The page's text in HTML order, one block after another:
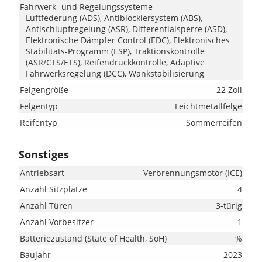
Fahrwerk- und Regelungssysteme
Luftfederung (ADS), Antiblockiersystem (ABS),
Antischlupfregelung (ASR), Differentialsperre (ASD),
Elektronische Dämpfer Control (EDC), Elektronisches
Stabilitäts-Programm (ESP), Traktionskontrolle
(ASR/CTS/ETS), Reifendruckkontrolle, Adaptive
Fahrwerksregelung (DCC), Wankstabilisierung
Felgengröße
22 Zoll
Felgentyp
Leichtmetallfelge
Reifentyp
Sommerreifen
Sonstiges
Antriebsart
Verbrennungsmotor (ICE)
Anzahl Sitzplätze
4
Anzahl Türen
3-türig
Anzahl Vorbesitzer
1
Batteriezustand (State of Health, SoH)
%
Baujahr
2023